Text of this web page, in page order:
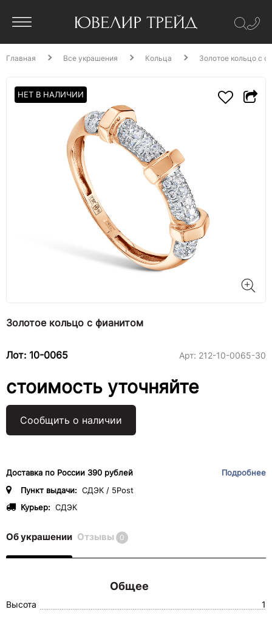
Главная Все украшения Кольца Золотое кольцо с
НЕТ В НАЛИЧИИ
Золотое кольцо с фианитом
Лот: 10-0065 Арт: 212-10-0065-30
стоимость уточняйте
Сообщить о наличии
Доставка по России 390 рублей
Подробнее
Пункт выдачи: СДЭК / 5Post
Курьер: СДЭК
Об украшении Отзывы 0
Общее
Высота
1